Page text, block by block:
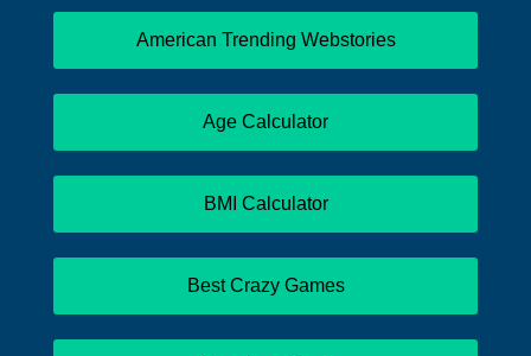
American Trending Webstories
Age Calculator
BMI Calculator
Best Crazy Games